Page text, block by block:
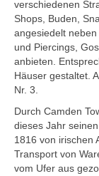
Kroatien
Rijeka
Mittel Amerika
Costa Rica
Nord Amerika
USA
Boston und New
verschiedenen
Shops, Buden,
angesiedelt
und Piercings,
anbieten.
Häuser gestaltet.
Nr. 3.
Durch Camden
dieses Jahr
1816 von irischen
Transport von
vom Ufer aus